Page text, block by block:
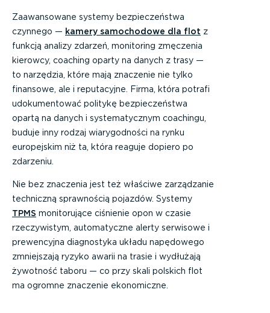
Zaawansowane systemy bezpieczeństwa
czynnego — kamery samochodowe dla flot z
funkcją analizy zdarzeń, monitoring zmęczenia
kierowcy, coaching oparty na danych z trasy —
to narzędzia, które mają znaczenie nie tylko
finansowe, ale i reputacyjne. Firma, która potrafi
udokumentować politykę bezpieczeństwa
opartą na danych i systematycznym coachingu,
buduje inny rodzaj wiarygodności na rynku
europejskim niż ta, która reaguje dopiero po
zdarzeniu.
Nie bez znaczenia jest też właściwe zarządzanie
techniczną sprawnością pojazdów. Systemy
TPMS monitorujące ciśnienie opon w czasie
rzeczywistym, automatyczne alerty serwisowe i
prewencyjna diagnostyka układu napędowego
zmniejszają ryzyko awarii na trasie i wydłużają
żywotność taboru — co przy skali polskich flot
ma ogromne znaczenie ekonomiczne.